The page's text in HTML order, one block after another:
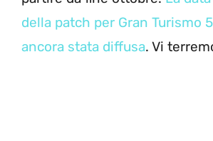
della patch per Gran Turismo
ancora stata diffusa. Vi